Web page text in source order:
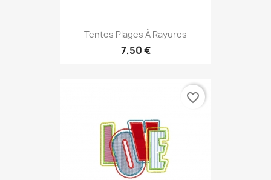
Tentes Plages À Rayures
7,50 €
favorite_border